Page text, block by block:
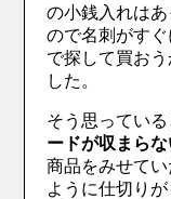
の小銭入れは
ので名刺がす
で探して買お
した。
そう思ってい
ードが収まらな
商品をみせて
ように仕切りが